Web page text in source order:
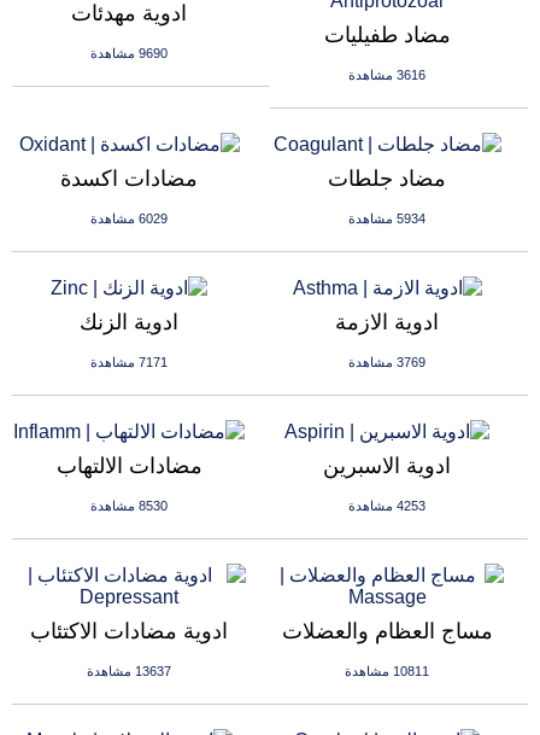
ادوية مهدئات
9690 مشاهدة
مضاد طفيليات
3616 مشاهدة
مضادات اكسدة
6029 مشاهدة
مضاد جلطات
5934 مشاهدة
ادوية الزنك
7171 مشاهدة
ادوية الازمة
3769 مشاهدة
مضادات الالتهاب
8530 مشاهدة
ادوية الاسبرين
4253 مشاهدة
ادوية مضادات الاكتئاب
13637 مشاهدة
مساج العظام والعضلات
10811 مشاهدة